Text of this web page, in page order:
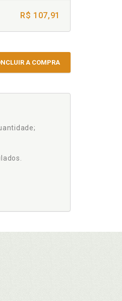
R$ 107,91
A COMPRA